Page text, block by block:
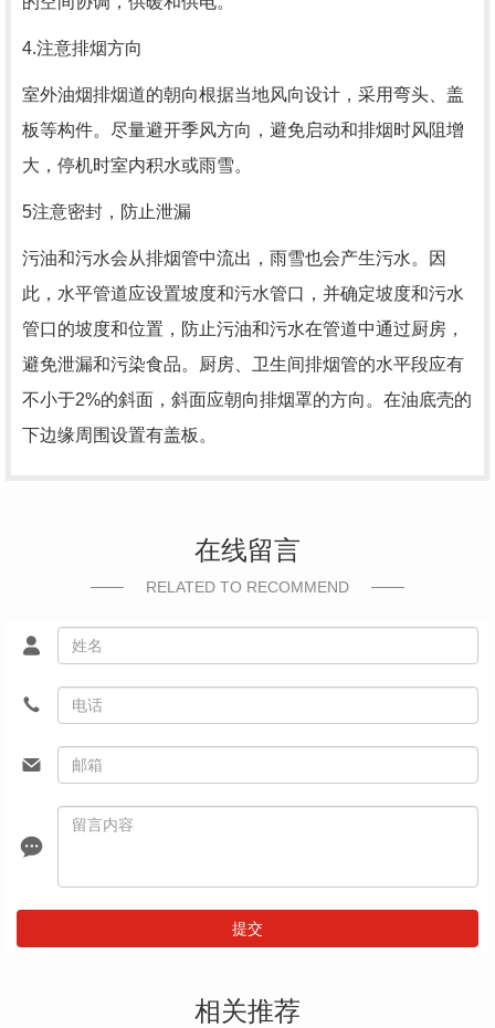
4.注意排烟方向
室外油烟排烟道的朝向根据当地风向设计，采用弯头、盖
板等构件。尽量避开季风方向，避免启动和排烟时风阻增
大，停机时室内积水或雨雪。
5注意密封，防止泄漏
污油和污水会从排烟管中流出，雨雪也会产生污水。因
此，水平管道应设置坡度和污水管口，并确定坡度和污水
管口的坡度和位置，防止污油和污水在管道中通过厨房，
避免泄漏和污染食品。厨房、卫生间排烟管的水平段应有
不小于2%的斜面，斜面应朝向排烟罩的方向。在油底壳的
下边缘周围设置有盖板。
在线留言
RELATED TO RECOMMEND
提交
相关推荐